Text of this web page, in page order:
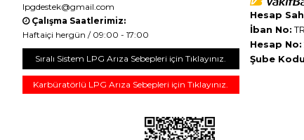
lpgdestek@gmail.com
Çalışma Saatlerimiz:
Haftaiçi hergün / 09:00 - 17:00
Sıralı Sistem LPG Arıza Sebepleri için Tıklayınız.
Karbüratörlü LPG Arıza Sebepleri için Tıklayınız.
Hesap
İban No:
Hesap No:
Şube